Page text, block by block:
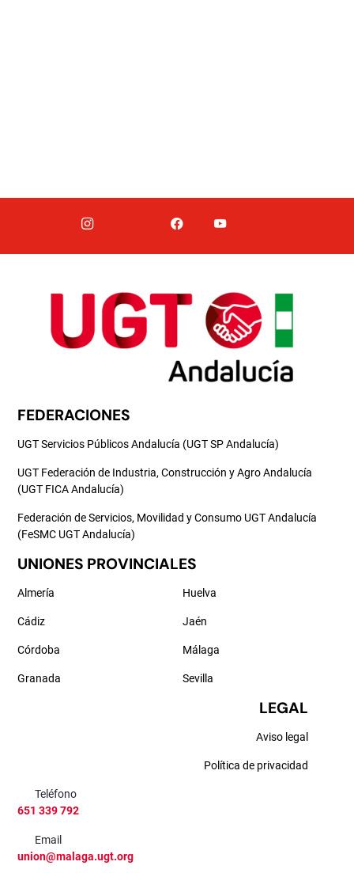
FEDERACIONES
UGT Servicios Públicos Andalucía (UGT SP Andalucía)
UGT Federación de Industria, Construcción y Agro Andalucía
(UGT FICA Andalucía)
Federación de Servicios, Movilidad y Consumo UGT Andalucía
(FeSMC UGT Andalucía)
UNIONES PROVINCIALES
Almería
Cádiz
Córdoba
Granada
Huelva
Jaén
Málaga
Sevilla
LEGAL
Aviso legal
Política de privacidad
Teléfono
651 339 792
Email
union@malaga.ugt.org